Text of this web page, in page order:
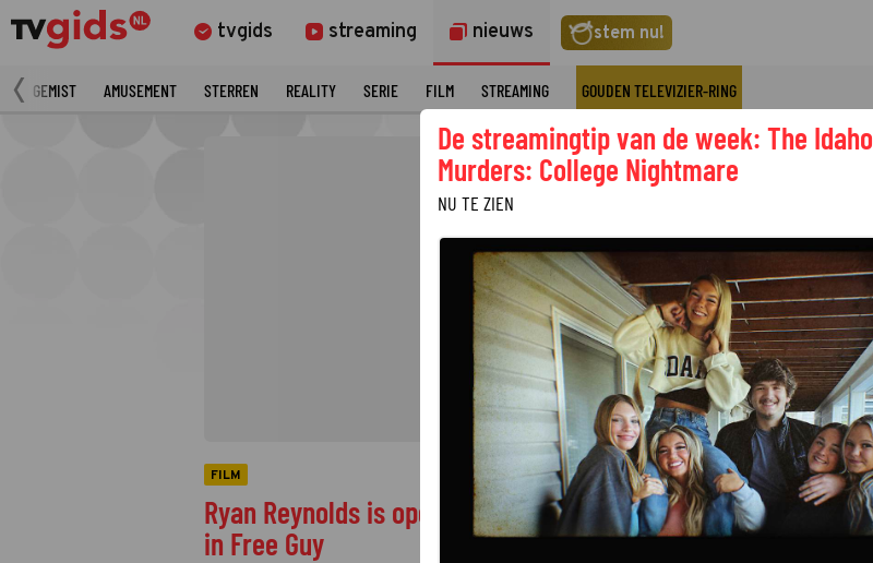
tvgids streaming nieuws stem nu!
GEMIST AMUSEMENT STERREN REALITY SERIE FILM STREAMING GOUDEN TELEVIZIER-RING
FILM
Ryan Reynolds is opeens een personage uit een spelletje
in Free Guy
De streamingtip van de week: The Idaho
Murders: College Nightmare
NU TE ZIEN